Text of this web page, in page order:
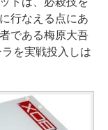
行なえる点にあ
である梅原大吾
を実戦投入しは